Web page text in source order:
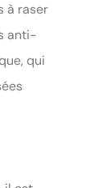
à raser
anti-
qui